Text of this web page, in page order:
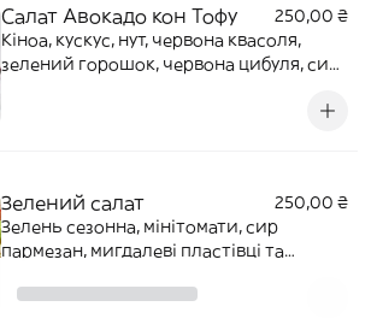
Салат Авокадо кон Тофу
250,00 ₴
Кіноа, кускус, нут, червона квасоля,
зелений горошок, червона цибуля, сир
Зелений салат
250,00 ₴
Зелень сезонна, мінітомати, сир
пармезан, мигдалеві пластівці та
Алергени: лактоза, горіхи, мед.